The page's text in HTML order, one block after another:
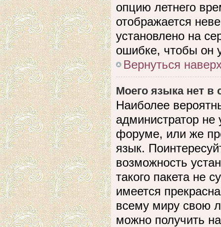
опцию летнего
отображается
установлено на
ошибке, чтобы он
Вернуться
Моего языка нет в
Наиболее
администратор не
форуме, или же
язык.
возможность
такого пакета не
имеется
всему миру свою
можно получить